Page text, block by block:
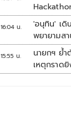
Design
ข้อมูลส่วน
16:04 น.
'อนุทิน' เดิ
พยายามส
2'
15:55 น.
นายกฯ ย้
เหตุกราด
ด่านตรวจ